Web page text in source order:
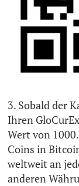
3. Sobald der
Ihren
Wert von
Coins in
weltweit an
anderen